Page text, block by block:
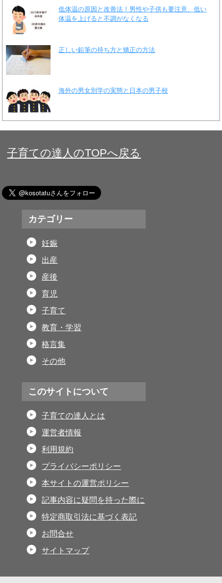
低体温の原因と改善法！男性や子供も要注意、低い
体温を上げると不調がなくなる
正しい鉛筆の持ち方と矯正の方法
海外の男女別学の実態と日本の男子校
子育ての達人のTOPへ戻る
カテゴリー
妊娠
出産
産後
育児
子育て
教育・学習
格言集
その他
このサイトについて
子育ての達人とは
運営者情報
利用規約
プライバシーポリシー
本サイトの運営ポリシー
記事内容に疑問を持った際に
特定商取引法に基づく表記
お問合せ
サイトマップ